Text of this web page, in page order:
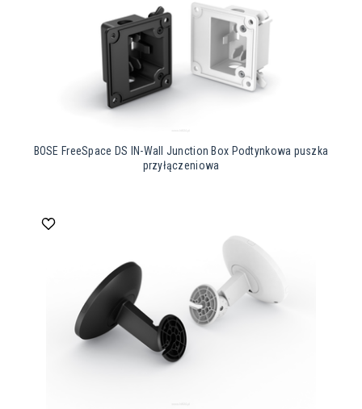
BOSE FreeSpace DS IN-Wall Junction Box Podtynkowa puszka
przyłączeniowa